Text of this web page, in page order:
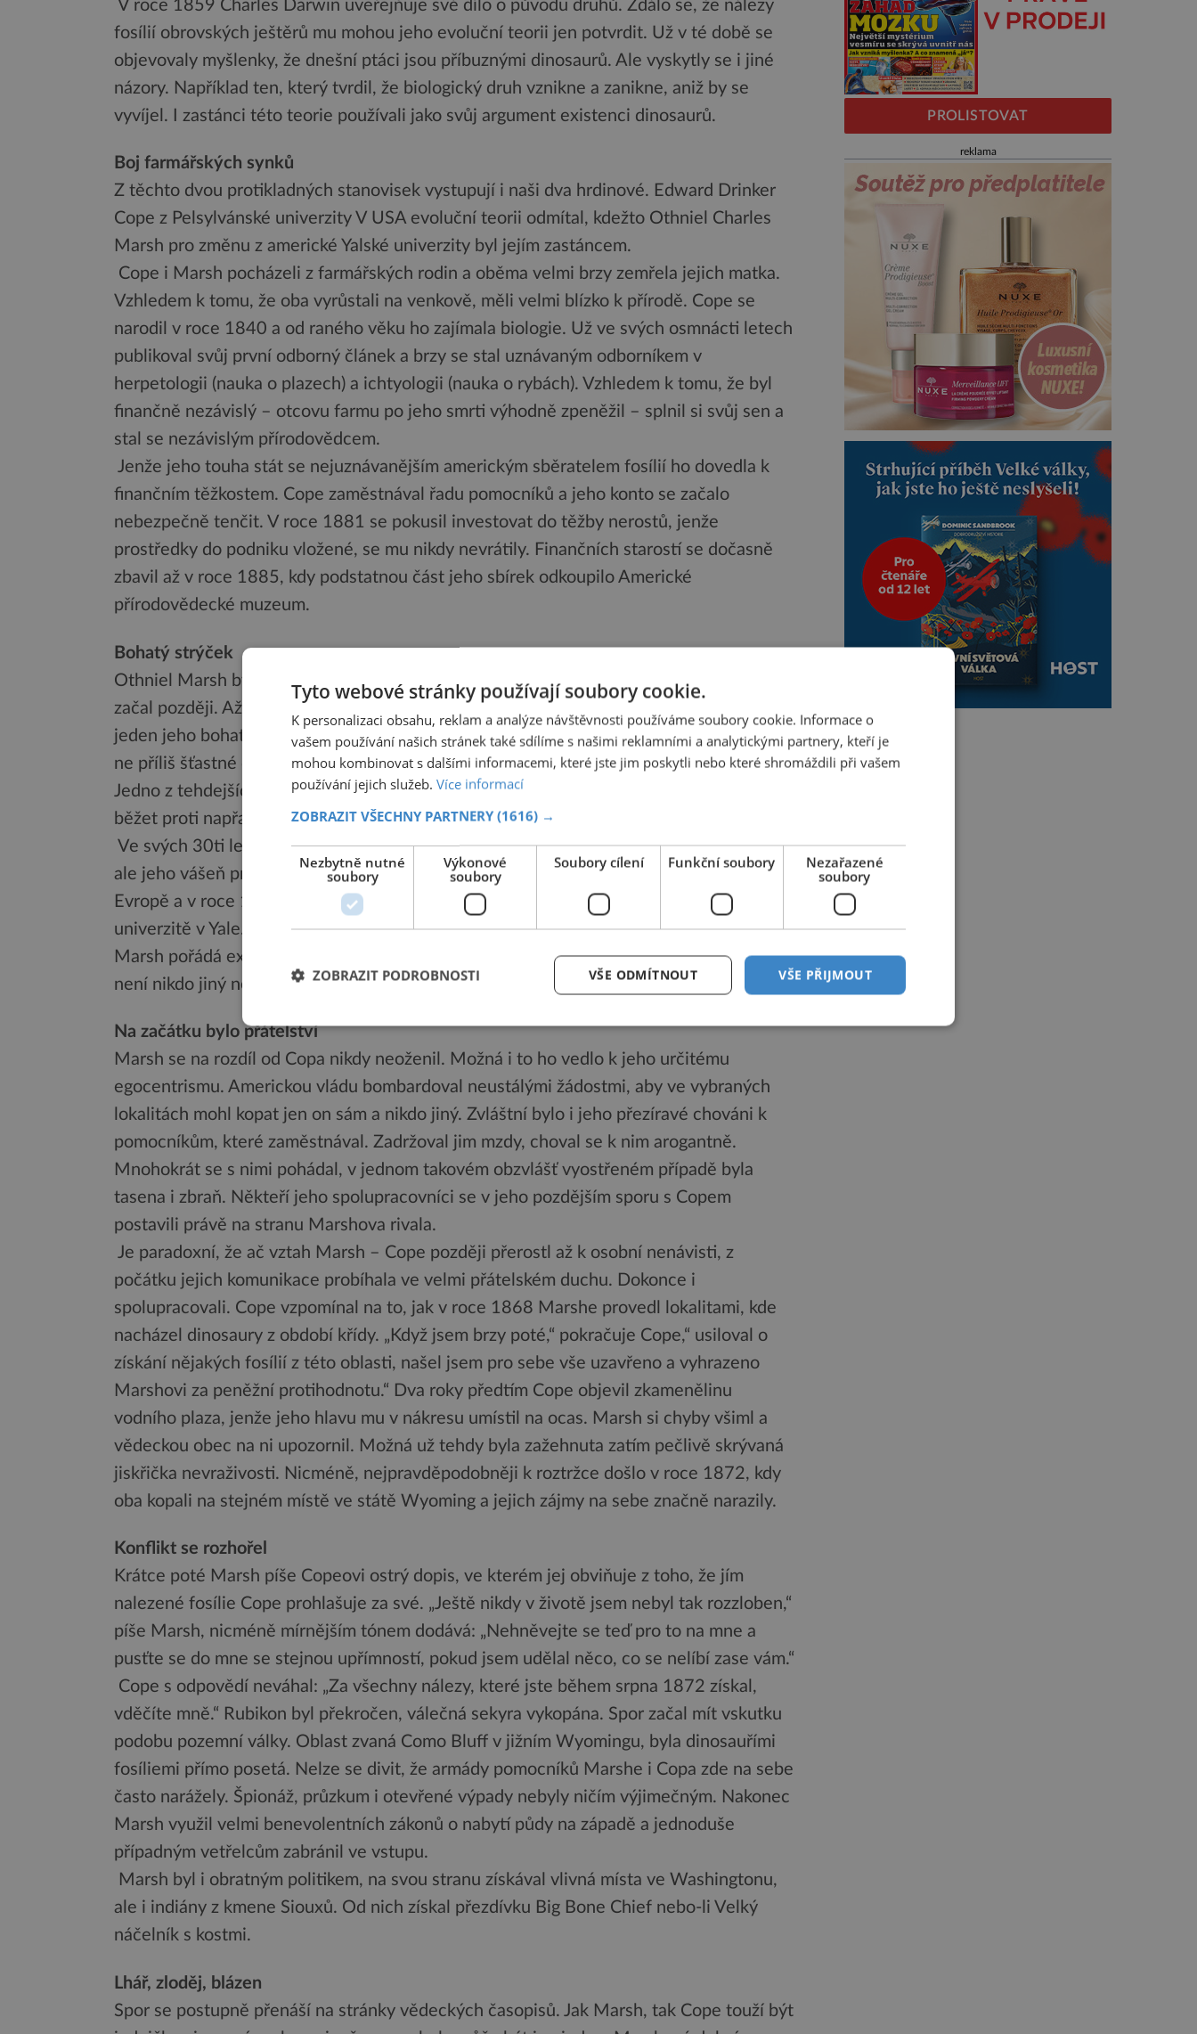
V roce 1859 Charles Darwin uveřejňuje své dílo o původu druhů. Zdálo se, že nálezy
fosílií obrovských ještěrů mu mohou jeho evoluční teorii jen potvrdit. Už v té době se
objevovaly myšlenky, že dnešní ptáci jsou příbuznými dinosaurů. Ale vyskytly se i jiné
názory. Například ten, který tvrdil, že biologický druh vznikne a zanikne, aniž by se
vyvíjel. I zastánci této teorie používali jako svůj argument existenci dinosaurů.
Boj farmářských synků
Z těchto dvou protikladných stanovisek vystupují i naši dva hrdinové. Edward Drinker
Cope z Pelsylvánské univerzity V USA evoluční teorii odmítal, kdežto Othniel Charles
Marsh pro změnu z americké Yalské univerzity byl jejím zastáncem.
Cope i Marsh pocházeli z farmářských rodin a oběma velmi brzy zemřela jejich matka.
Vzhledem k tomu, že oba vyrůstali na venkově, měli velmi blízko k přírodě. Cope se
narodil v roce 1840 a od raného věku ho zajímala biologie. Už ve svých osmnácti letech
publikoval svůj první odborný článek a brzy se stal uznávaným odborníkem v
herpetologii (nauka o plazech) a ichtyologii (nauka o rybách). Vzhledem k tomu, že byl
finančně nezávislý – otcovu farmu po jeho smrti výhodně zpeněžil – splnil si svůj sen a
stal se nezávislým přírodovědcem.
Jenže jeho touha stát se nejuznávanějším americkým sběratelem fosílií ho dovedla k
finančním těžkostem. Cope zaměstnával řadu pomocníků a jeho konto se začalo
nebezpečně tenčit. V roce 1881 se pokusil investovat do těžby nerostů, jenže
prostředky do podniku vložené, se mu nikdy nevrátily. Finančních starostí se dočasně
zbavil až v roce 1885, kdy podstatnou část jeho sbírek odkoupilo Americké
přírodovědecké muzeum.
Bohatý strýček
Othniel Marsh byl o devět let starší než jeho sok, ale svou přírodovědeckou kariéru
začal později. Až když mu bylo 21 let, se o jeho přírodovědných zájmech dozvěděl
jeden jeho bohatý strýc. Marsh tak konečně mohl opustit farmu a začít studovat. Možná
ne příliš šťastné dětství mělo za následek to, že ho ti někteří lidé považovali za podivína.
Jedno z tehdejších svědectví o Marshovi tvrdilo, že chtít se s ním seznámit bylo jako
běžet proti napřaženým vidlím.
Ve svých 30ti letech Marsh publikuje svůj první článek. V té době sice ještě studuje,
ale jeho vášeň pro zkameněliny je neobvyklá. Podobně jako Cope, i on nějaký čas tráví v
Evropě a v roce 1865 pak přijímá neplacené místo profesora paleontologie na
univerzitě v Yale. Může si to dovolit, protože jej stále podporuje jeho zámožný strýc.
Marsh pořádá expedice za fosíliemi směrem na divoký západ, jeden z jeho pomocníků
není nikdo jiný než Buffalo Bill.
Na začátku bylo přátelství
Marsh se na rozdíl od Copa nikdy neoženil. Možná i to ho vedlo k jeho určitému
egocentrismu. Americkou vládu bombardoval neustálými žádostmi, aby ve vybraných
lokalitách mohl kopat jen on sám a nikdo jiný. Zvláštní bylo i jeho přezíravé chováni k
pomocníkům, které zaměstnával. Zadržoval jim mzdy, choval se k nim arogantně.
Mnohokrát se s nimi pohádal, v jednom takovém obzvlášť vyostřeném případě byla
tasena i zbraň. Někteří jeho spolupracovníci se v jeho pozdějším sporu s Copem
postavili právě na stranu Marshova rivala.
Je paradoxní, že ač vztah Marsh – Cope později přerostl až k osobní nenávisti, z
počátku jejich komunikace probíhala ve velmi přátelském duchu. Dokonce i
spolupracovali. Cope vzpomínal na to, jak v roce 1868 Marshe provedl lokalitami, kde
nacházel dinosaury z období křídy. „Když jsem brzy poté,“ pokračuje Cope,“ usiloval o
získání nějakých fosílií z této oblasti, našel jsem pro sebe vše uzavřeno a vyhrazeno
Marshovi za peněžní protihodnotu.“ Dva roky předtím Cope objevil zkamenělinu
vodního plaza, jenže jeho hlavu mu v nákresu umístil na ocas. Marsh si chyby všiml a
vědeckou obec na ni upozornil. Možná už tehdy byla zažehnuta zatím pečlivě skrývaná
jiskřička nevraživosti. Nicméně, nejpravděpodobněji k roztržce došlo v roce 1872, kdy
oba kopali na stejném místě ve státě Wyoming a jejich zájmy na sebe značně narazily.
Konflikt se rozhořel
Krátce poté Marsh píše Copeovi ostrý dopis, ve kterém jej obviňuje z toho, že jím
nalezené fosílie Cope prohlašuje za své. „Ještě nikdy v životě jsem nebyl tak rozzloben,“
píše Marsh, nicméně mírnějším tónem dodává: „Nehněvejte se teď pro to na mne a
pusťte se do mne se stejnou upřímností, pokud jsem udělal něco, co se nelíbí zase vám.“
Cope s odpovědí neváhal: „Za všechny nálezy, které jste během srpna 1872 získal,
vděčíte mně.“ Rubikon byl překročen, válečná sekyra vykopána. Spor začal mít vskutku
podobu pozemní války. Oblast zvaná Como Bluff v jižním Wyomingu, byla dinosauřími
fosíliemi přímo posetá. Nelze se divit, že armády pomocníků Marshe i Copa zde na sebe
často narážely. Špionáž, průzkum i otevřené výpady nebyly ničím výjimečným. Nakonec
Marsh využil velmi benevolentních zákonů o nabytí půdy na západě a jednoduše
případným vetřelcům zabránil ve vstupu.
Marsh byl i obratným politikem, na svou stranu získával vlivná místa ve Washingtonu,
ale i indiány z kmene Siouxů. Od nich získal přezdívku Big Bone Chief nebo-li Velký
náčelník s kostmi.
Lhář, zloděj, blázen
Spor se postupně přenáší na stránky vědeckých časopisů. Jak Marsh, tak Cope touží být
PROLISTOVAT
reklama
Tyto webové stránky používají soubory cookie.
K personalizaci obsahu, reklam a analýze návštěvnosti používáme soubory cookie. Informace o
vašem používání našich stránek také sdílíme s našimi reklamními a analytickými partnery, kteří je
mohou kombinovat s dalšími informacemi, které jste jim poskytli nebo které shromáždili při vašem
používání jejich služeb. Více informací
ZOBRAZIT VŠECHNY PARTNERY (1616) →
Nezbytně nutné
soubory
Výkonové
soubory
Soubory cílení Funkční soubory
Nezařazené
soubory
VŠE PŘIJMOUT
VŠE ODMÍTNOUT
ZOBRAZIT PODROBNOSTI